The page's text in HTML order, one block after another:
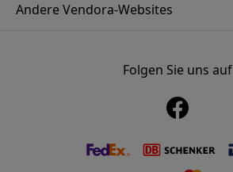
Andere Vendora-Websites
www.myfirst.se
Folgen Sie uns auf